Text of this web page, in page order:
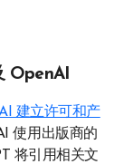
OpenAI
建立许可和产
使用出版商​​的
将引用相关文